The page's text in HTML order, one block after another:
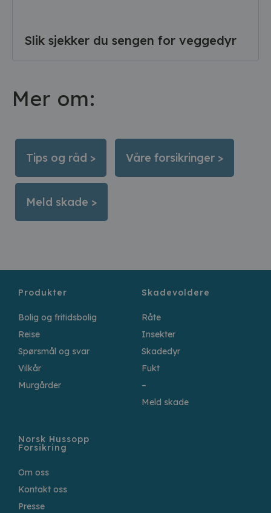
Slik sjekker du sengen for veggedyr
Mer om:
Tips og råd > Våre forsikringer >
Meld skade >
Produkter
Bolig og fritidsbolig
Reise
Spørsmål og svar
Vilkår
Murgårder
Skadevoldere
Råte
Insekter
Skadedyr
Fukt
–
Meld skade
Norsk Hussopp
Forsikring
Om oss
Kontakt oss
Presse